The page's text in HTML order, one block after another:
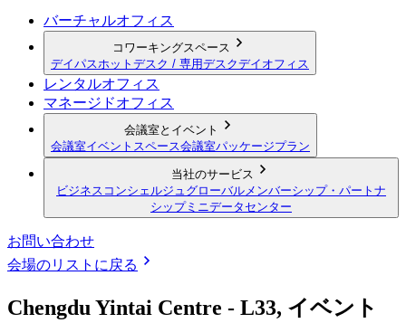
バーチャルオフィス
コワーキングスペース
デイパス ホットデスク / 専用デスクデイオフィス
レンタルオフィス
マネージドオフィス
会議室とイベント
会議室イベントスペース会議室パッケージプラン
当社のサービス
ビジネスコンシェルジュ グローバルメンバーシップ・パートナ
シップミニデータセンター
お問い合わせ
会場のリストに戻る
Chengdu Yintai Centre - L33, イベント